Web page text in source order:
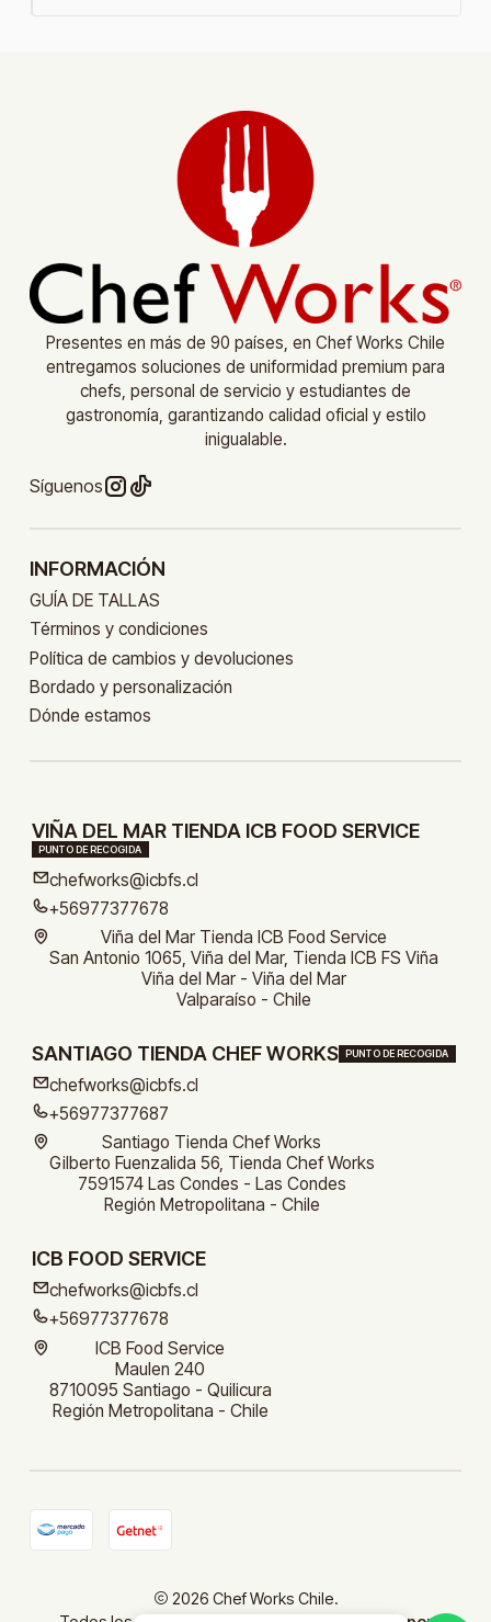
Presentes en más de 90 países, en Chef Works Chile
entregamos soluciones de uniformidad premium para
chefs, personal de servicio y estudiantes de
gastronomía, garantizando calidad oficial y estilo
inigualable.
Síguenos
INFORMACIÓN
GUÍA DE TALLAS
Términos y condiciones
Política de cambios y devoluciones
Bordado y personalización
Dónde estamos
VIÑA DEL MAR TIENDA ICB FOOD SERVICE
PUNTO DE RECOGIDA
chefworks@icbfs.cl
+56977377678
Viña del Mar Tienda ICB Food Service
San Antonio 1065, Viña del Mar, Tienda ICB FS Viña
Viña del Mar - Viña del Mar
Valparaíso - Chile
SANTIAGO TIENDA CHEF WORKS PUNTO DE RECOGIDA
chefworks@icbfs.cl
+56977377687
Santiago Tienda Chef Works
Gilberto Fuenzalida 56, Tienda Chef Works
7591574 Las Condes - Las Condes
Región Metropolitana - Chile
ICB FOOD SERVICE
chefworks@icbfs.cl
+56977377678
ICB Food Service
Maulen 240
8710095 Santiago - Quilicura
Región Metropolitana - Chile
2026 Chef Works Chile.